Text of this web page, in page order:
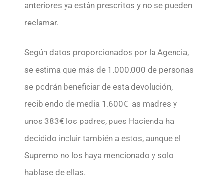
anteriores ya están prescritos y no se pueden
reclamar.
Según datos proporcionados por la Agencia,
se estima que más de 1.000.000 de personas
se podrán beneficiar de esta devolución,
recibiendo de media 1.600€ las madres y
unos 383€ los padres, pues Hacienda ha
decidido incluir también a estos, aunque el
Supremo no los haya mencionado y solo
hablase de ellas.